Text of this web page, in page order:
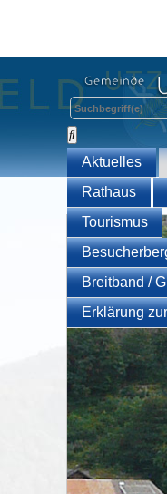
Aktuelles
Rathaus
Tourismus
Breitband /
Erklärung